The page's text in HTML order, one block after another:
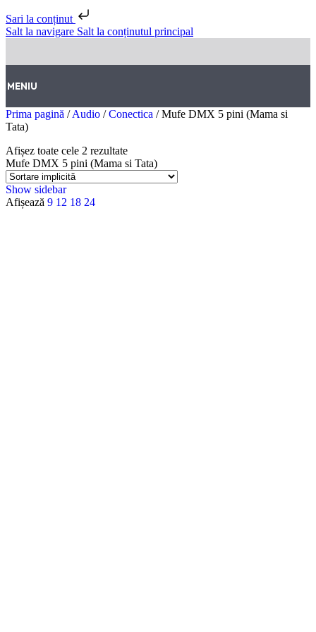
Sari la conținut
Salt la navigare Salt la conținutul principal
MENIU
Prima pagină / Audio / Conectica / Mufe DMX 5 pini (Mama si
Tata)
Afișez toate cele 2 rezultate
Mufe DMX 5 pini (Mama si Tata)
Show sidebar
Afișează 9 12 18 24